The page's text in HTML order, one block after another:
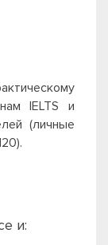
IELTS и
(личные
и: